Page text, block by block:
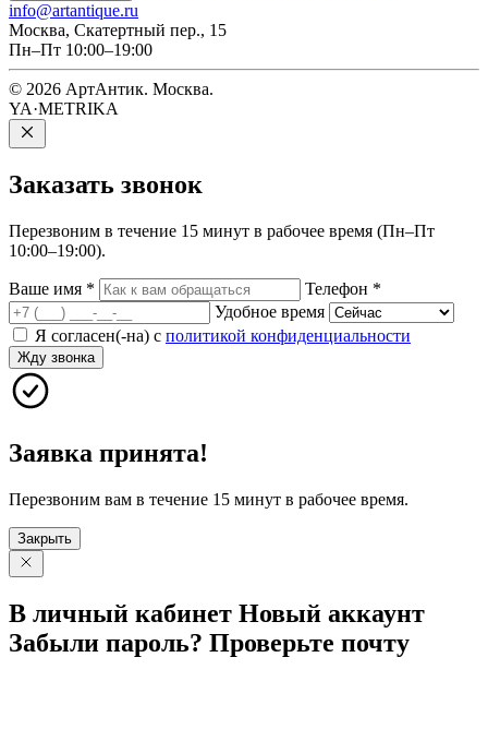
info@artantique.ru
Москва, Скатертный пер., 15
Пн–Пт 10:00–19:00
© 2026 АртАнтик. Москва.
YA·METRIKA
Заказать звонок
Перезвоним в течение 15 минут в рабочее время (Пн–Пт
10:00–19:00).
Ваше имя * Телефон *
Удобное время
Я согласен(-на) с политикой конфиденциальности
Жду звонка
Заявка принята!
Перезвоним вам в течение 15 минут в рабочее время.
Закрыть
В личный кабинет Новый аккаунт
Забыли пароль? Проверьте почту